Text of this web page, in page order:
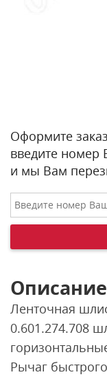
Оформите
введите номер
и мы Вам
Ленточная
0.601.274.708
Рычаг